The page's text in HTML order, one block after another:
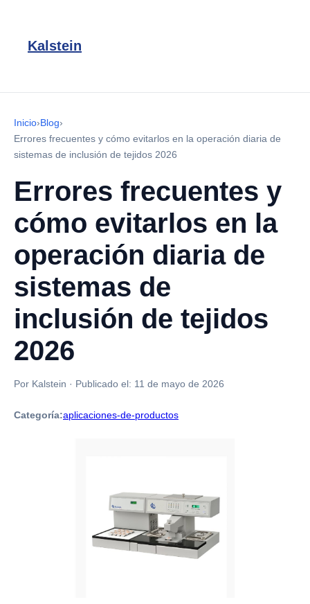
Kalstein
Inicio›Blog›
Errores frecuentes y cómo evitarlos en la operación diaria de
sistemas de inclusión de tejidos 2026
Errores frecuentes y
cómo evitarlos en la
operación diaria de
sistemas de
inclusión de tejidos
2026
Por Kalstein · Publicado el: 11 de mayo de 2026
Categoría:aplicaciones-de-productos